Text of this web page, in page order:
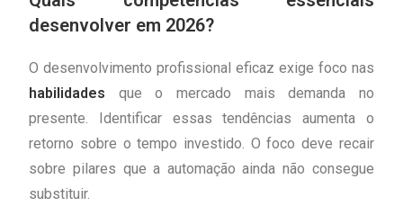
desenvolver em 2026?
O desenvolvimento profissional eficaz exige foco nas
habilidades que o mercado mais demanda no
presente. Identificar essas tendências aumenta o
retorno sobre o tempo investido. O foco deve recair
sobre pilares que a automação ainda não consegue
substituir.